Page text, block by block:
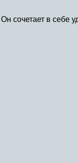
сочетает в себе